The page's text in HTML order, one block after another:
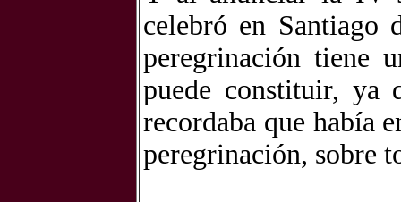
celebró en Santiago
peregrinación tiene
puede constituir, ya
recordaba que había
peregrinación, sobre